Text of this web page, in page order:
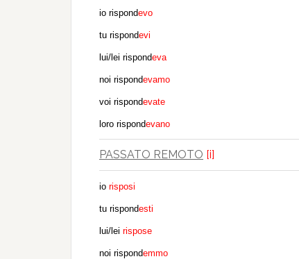
io rispondevo
tu rispondevi
lui/lei rispondeva
noi rispondevamo
voi rispondevate
loro rispondevano
PASSATO REMOTO [i]
io risposi
tu rispondesti
lui/lei rispose
noi rispondemmo